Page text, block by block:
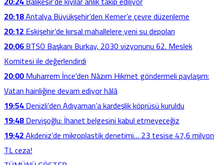
20:18Antalya Büyükşehir’den Kemer’e çevre düzenleme
20:12Eskişehir’de kırsal mahallelere yeni su depoları
20:06BTSO Başkanı Burkay, 2030 vizyonunu 62. Meslek
Komitesi ile değerlendirdi
20:00Muharrem İnce’den Nâzım Hikmet göndermeli paylaşım:
Vatan hainliğine devam ediyor hâlâ
19:54Denizli’den Adıyaman’a kardeşlik köprüsü kuruldu
19:48Dervişoğlu: İhanet belgesini kabul etmeyeceğiz
19:42Akdeniz’de mikroplastik denetimi… 23 tesise 47,6 milyon
TL ceza!